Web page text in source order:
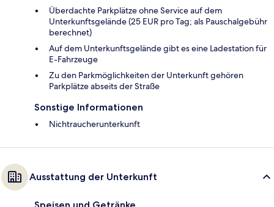
Überdachte Parkplätze ohne Service auf dem
Unterkunftsgelände (25 EUR pro Tag; als Pauschalgebühr
berechnet)
Auf dem Unterkunftsgelände gibt es eine Ladestation für
E-Fahrzeuge
Zu den Parkmöglichkeiten der Unterkunft gehören
Parkplätze abseits der Straße
Sonstige Informationen
Nichtraucherunterkunft
Ausstattung der Unterkunft